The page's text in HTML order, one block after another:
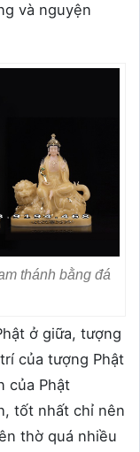
và nguyện
thánh bằng đá
ở giữa, tượng
của tượng Phật
của Phật
tốt nhất chỉ nên
thờ quá nhiều